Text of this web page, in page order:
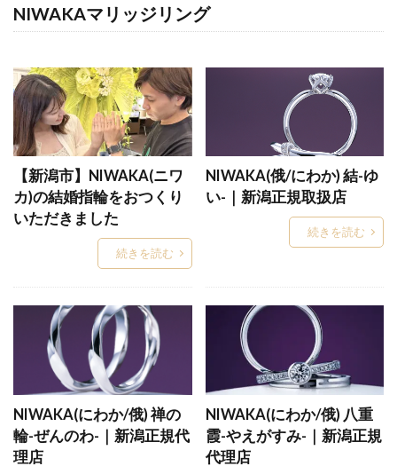
ジュエリー
ジュエリーショップ
ジュピター
シュリ
ジルコニウム
ジルコニウム 結婚指輪
ジルコニウムリング
シルバーアクセサリー
シンデレラ
シンデレラ 結婚指輪
シンデレラ婚約指輪
シンデレラ婚約指輪結婚指輪
シンデレラ結婚指輪
シンプル
シンプルな結婚指輪
スーム
スイートテン
スイートテン・ダイヤモンド
スイートテンダイヤモンド
スイートブルー
スイートブルーダイヤモンド
スウィートブルーダイアモンド
スチームボートウィリー
スチームボートウィリー婚約指輪結婚指輪
スチームボートウィリー結婚指輪
ステラシャワー
ストーリーズ
ストレート
ストレートウェーブ
ストレート結婚指輪
せせらぎ
せっかけい
セットリング普段使い
NIWAKAマリッジリング
【新潟市】NIWAKA(ニワ
カ)の結婚指輪をおつくり
いただきました
続きを読む
NIWAKA(俄/にわか) 結-ゆ
い-｜新潟正規取扱店
続きを読む
NIWAKA(にわか/俄) 禅の
輪-ぜんのわ-｜新潟正規代
理店
NIWAKA(にわか/俄) 八重
霞-やえがすみ-｜新潟正規
代理店